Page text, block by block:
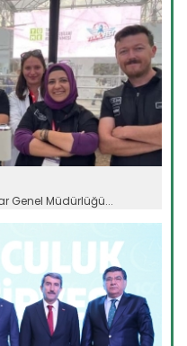
Genel Müdürlüğü...